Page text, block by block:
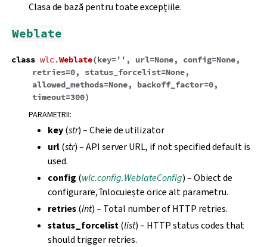
Clasa de bază pentru toate excepțiile.
Weblate
class wlc.Weblate(key='' , url=None, config=None,
retries=0, status_forcelist=None,
allowed_methods=None, backoff_factor=0,
timeout=300)
PARAMETRII:
key(str) – Cheie de utilizator
url(str) – API server URL, if not specified default is
used.
config (wlc.config.WeblateConfig) – Obiect de
configurare, înlocuiește orice alt parametru.
retries(int) – Total number of HTTP retries.
status_forcelist(list) – HTTP status codes that
should trigger retries.